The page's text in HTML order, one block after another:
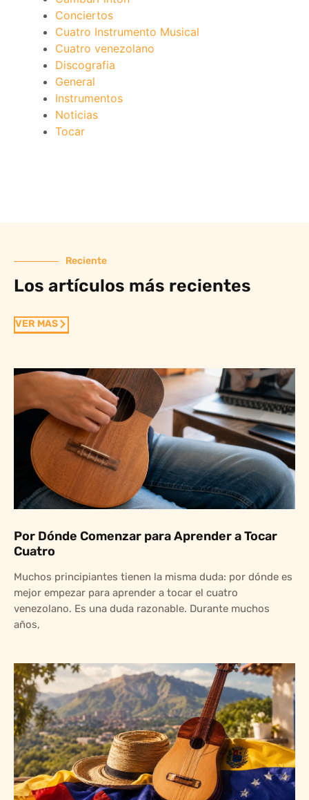
Conciertos
Cuatro Instrumento Musical
Cuatro venezolano
Discografia
General
Instrumentos
Noticias
Tocar
Reciente
Los artículos más recientes
VER MAS
Por Dónde Comenzar para Aprender a Tocar
Cuatro
Muchos principiantes tienen la misma duda: por dónde es
mejor empezar para aprender a tocar el cuatro
venezolano. Es una duda razonable. Durante muchos
años,